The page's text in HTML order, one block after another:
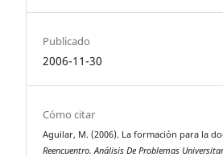
Publicado
2006-11-30
Cómo citar
Aguilar, M. (2006). La formación para la
Reencuentro. Análisis De Problemas